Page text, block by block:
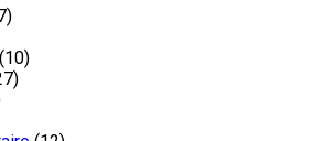
(10)